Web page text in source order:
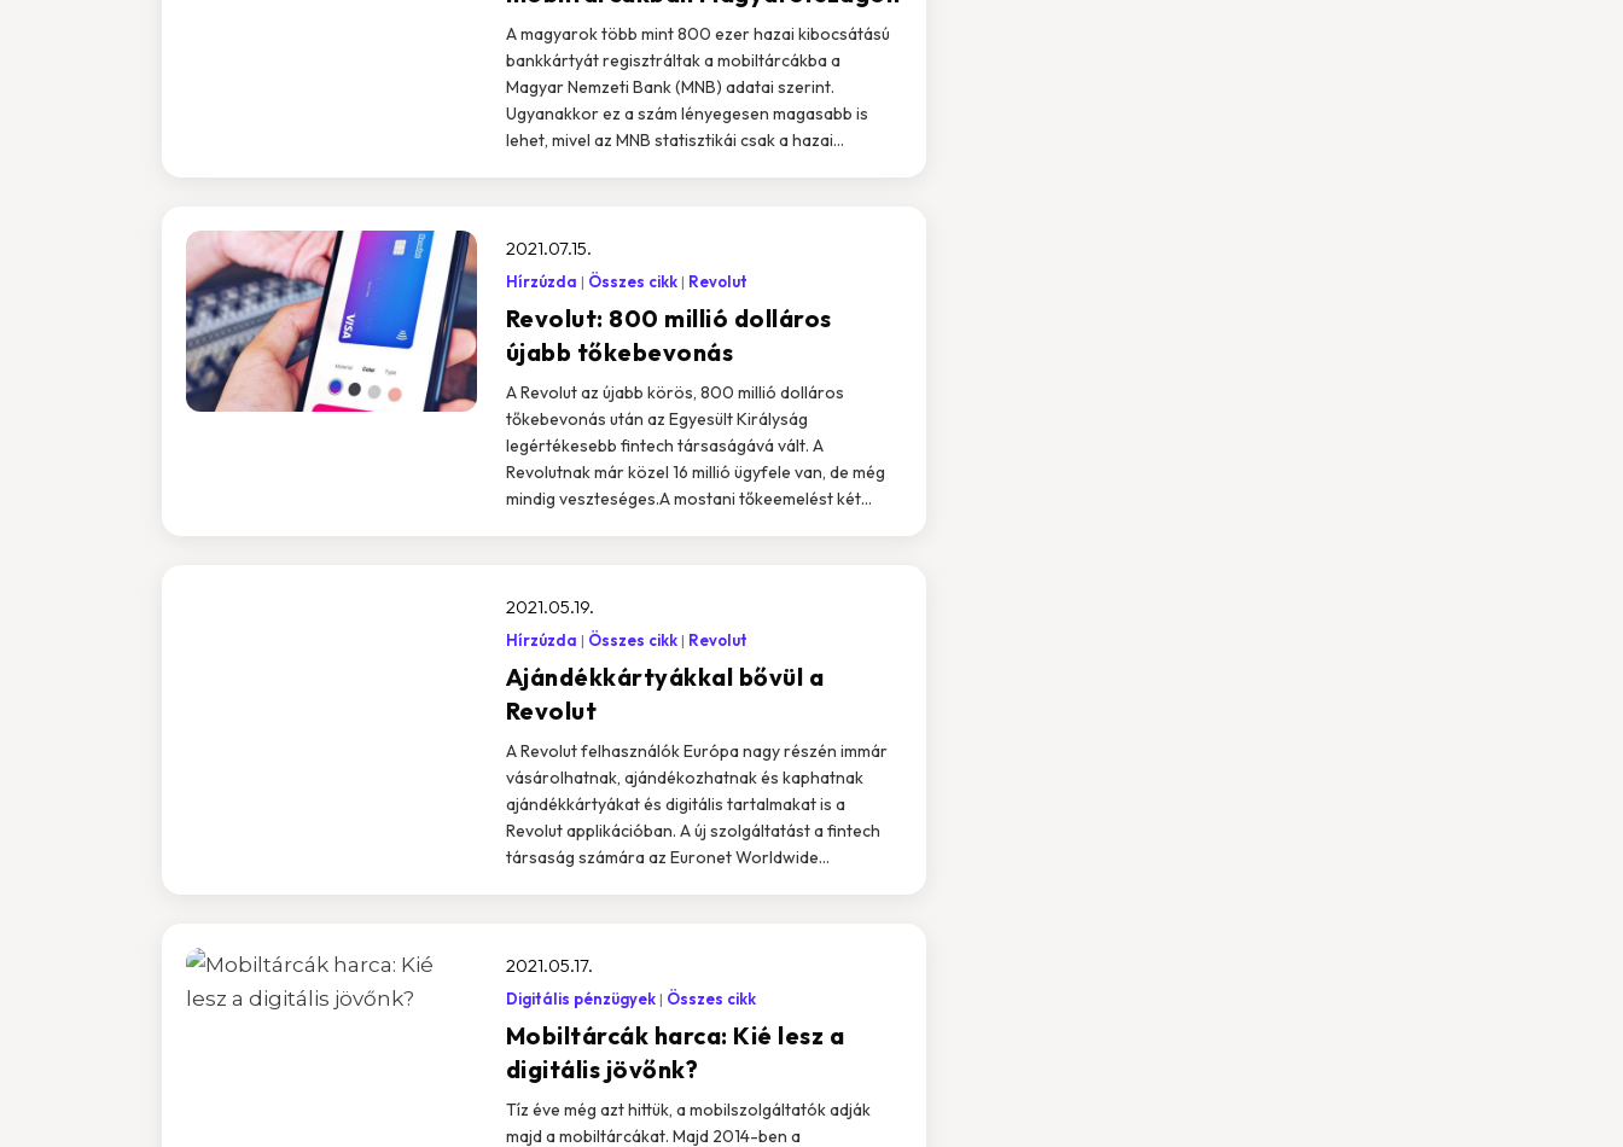
A magyarok több mint 800 ezer hazai kibocsátású
bankkártyát regisztráltak a mobiltárcákba a
Magyar Nemzeti Bank (MNB) adatai szerint.
Ugyanakkor ez a szám lényegesen magasabb is
lehet, mivel az MNB statisztikái csak a hazai...
Revolut: 800 millió dolláros
újabb tőkebevonás
2021.07.15.
Hírzúzda Összes cikk Revolut
A Revolut az újabb körös, 800 millió dolláros
tőkebevonás után az Egyesült Királyság
legértékesebb fintech társaságává vált. A
Revolutnak már közel 16 millió ügyfele van, de még
mindig veszteséges.A mostani tőkeemelést két...
Ajándékkártyákkal bővül a
Revolut
2021.05.19.
Hírzúzda Összes cikk Revolut
A Revolut felhasználók Európa nagy részén immár
vásárolhatnak, ajándékozhatnak és kaphatnak
ajándékkártyákat és digitális tartalmakat is a
Revolut applikációban. A új szolgáltatást a fintech
társaság számára az Euronet Worldwide...
Mobiltárcák harca: Kié lesz a
digitális jövőnk?
2021.05.17.
Digitális pénzügyek Összes cikk
Tíz éve még azt hittük, a mobilszolgáltatók adják
majd a mobiltárcákat. Majd 2014-ben a